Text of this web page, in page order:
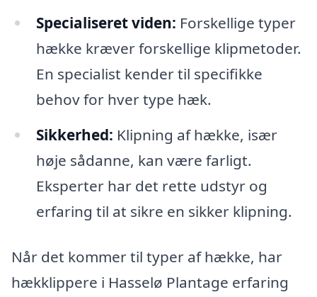
Specialiseret viden: Forskellige typer
hække kræver forskellige klipmetoder.
En specialist kender til specifikke
behov for hver type hæk.
Sikkerhed: Klipning af hække, især
høje sådanne, kan være farligt.
Eksperter har det rette udstyr og
erfaring til at sikre en sikker klipning.
Når det kommer til typer af hække, har
hækklippere i Hasselø Plantage erfaring